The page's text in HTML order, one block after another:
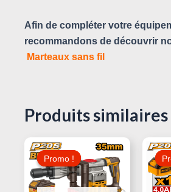
Afin de compléter votre
recommandons de découvrir
Marteaux sans fil
Produits similaires
Promo !
Promo !
Prix
Initial
Était :
Le
Actuel